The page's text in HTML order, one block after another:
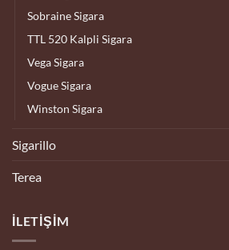
Sobraine Sigara
TTL 520 Kalpli Sigara
Vega Sigara
Vogue Sigara
Winston Sigara
Sigarillo
Terea
İLETIŞIM